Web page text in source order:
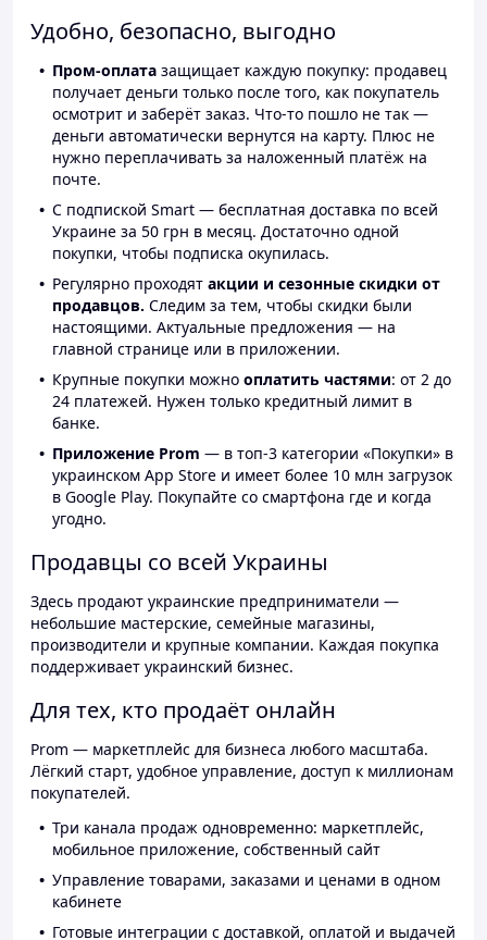
Удобно, безопасно, выгодно
Пром-оплата защищает каждую покупку: продавец
получает деньги только после того, как покупатель
осмотрит и заберёт заказ. Что-то пошло не так —
деньги автоматически вернутся на карту. Плюс не
нужно переплачивать за наложенный платёж на
почте.
С подпиской Smart — бесплатная доставка по всей
Украине за 50 грн в месяц. Достаточно одной
покупки, чтобы подписка окупилась.
Регулярно проходят акции и сезонные скидки от
продавцов. Следим за тем, чтобы скидки были
настоящими. Актуальные предложения — на
главной странице или в приложении.
Крупные покупки можно оплатить частями: от 2 до
24 платежей. Нужен только кредитный лимит в
банке.
Приложение Prom — в топ-3 категории «Покупки» в
украинском App Store и имеет более 10 млн загрузок
в Google Play. Покупайте со смартфона где и когда
угодно.
Продавцы со всей Украины
Здесь продают украинские предприниматели —
небольшие мастерские, семейные магазины,
производители и крупные компании. Каждая покупка
поддерживает украинский бизнес.
Для тех, кто продаёт онлайн
Prom — маркетплейс для бизнеса любого масштаба.
Лёгкий старт, удобное управление, доступ к миллионам
покупателей.
Три канала продаж одновременно: маркетплейс,
мобильное приложение, собственный сайт
Управление товарами, заказами и ценами в одном
кабинете
Готовые интеграции с доставкой, оплатой и выдачей